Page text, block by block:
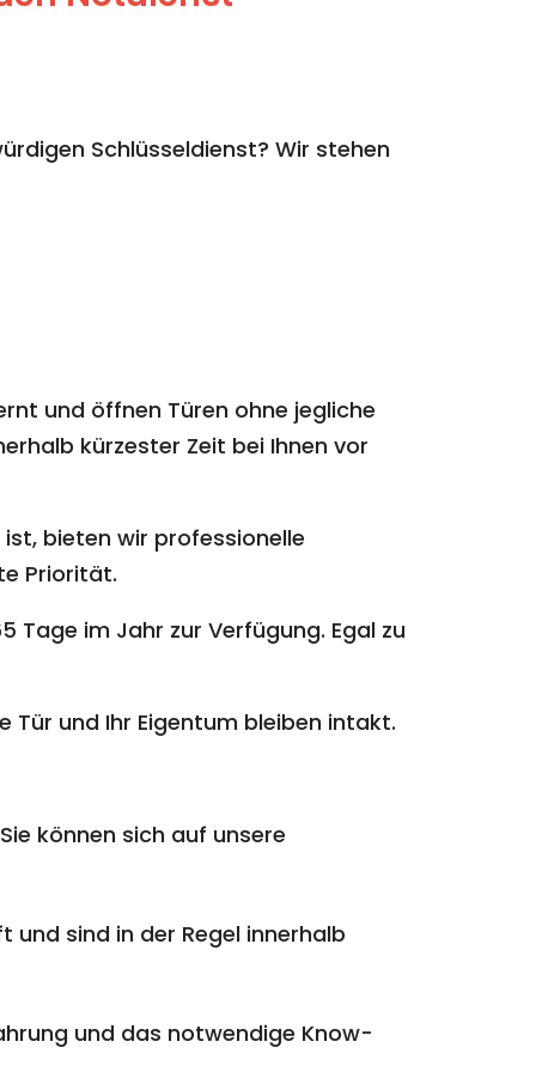
Schlüsseldienst? Wir stehen
und öffnen Türen ohne jegliche
kürzester Zeit bei Ihnen vor
bieten wir professionelle
Priorität.
Tage im Jahr zur Verfügung. Egal zu
Tür und Ihr Eigentum bleiben intakt.
können sich auf unsere
sind in der Regel innerhalb
und das notwendige Know-